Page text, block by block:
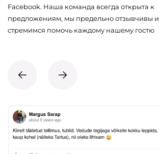
Facebook. Наша команда всегда открыта к
предложениям, мы предельно отзывчивы и
стремимся помочь каждому нашему гостю